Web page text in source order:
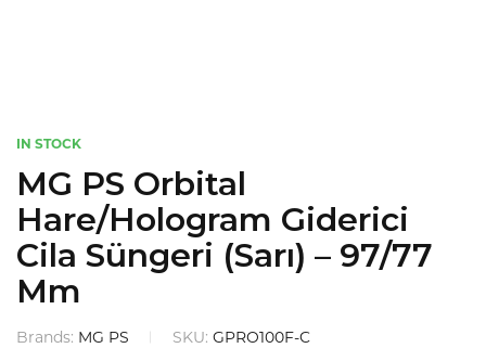
IN STOCK
MG PS Orbital
Hare/Hologram Giderici
Cila Süngeri (Sarı) – 97/77
Mm
Brands: MG PS SKU: GPRO100F-C